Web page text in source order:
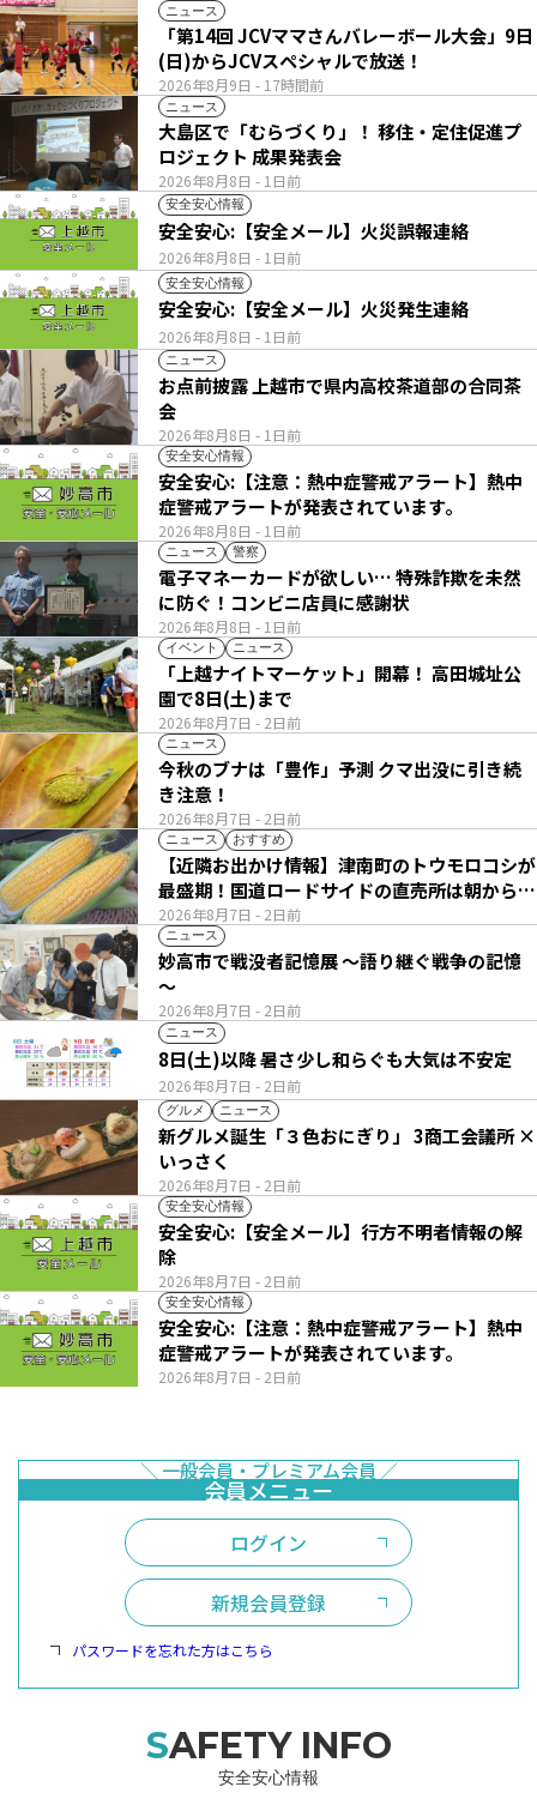
ニュース
2026年8月9日 - 17時間前
「第14回 JCVママさんバレーボール大会」9日
(日)からJCVスペシャルで放送！
ニュース
2026年8月8日 - 1日前
大島区で「むらづくり」！ 移住・定住促進プ
ロジェクト 成果発表会
安全安心情報
2026年8月8日 - 1日前
安全安心:【安全メール】火災誤報連絡
安全安心情報
2026年8月8日 - 1日前
安全安心:【安全メール】火災発生連絡
ニュース
2026年8月8日 - 1日前
お点前披露 上越市で県内高校茶道部の合同茶
会
安全安心情報
2026年8月8日 - 1日前
安全安心:【注意：熱中症警戒アラート】熱中
症警戒アラートが発表されています。
ニュース 警察
2026年8月8日 - 1日前
電子マネーカードが欲しい… 特殊詐欺を未然
に防ぐ！コンビニ店員に感謝状
イベント ニュース
2026年8月7日 - 2日前
「上越ナイトマーケット」開幕！ 高田城址公
園で8日(土)まで
ニュース
2026年8月7日 - 2日前
今秋のブナは「豊作」予測 クマ出没に引き続
き注意！
ニュース おすすめ
2026年8月7日 - 2日前
【近隣お出かけ情報】津南町のトウモロコシが
最盛期！国道ロードサイドの直売所は朝から長
い列
ニュース
2026年8月7日 - 2日前
妙高市で戦没者記憶展 ～語り継ぐ戦争の記憶
～
ニュース
2026年8月7日 - 2日前
8日(土)以降 暑さ少し和らぐも大気は不安定
グルメ ニュース
2026年8月7日 - 2日前
新グルメ誕生「３色おにぎり」 3商工会議所 ×
いっさく
安全安心情報
2026年8月7日 - 2日前
安全安心:【安全メール】行方不明者情報の解
除
安全安心情報
2026年8月7日 - 2日前
安全安心:【注意：熱中症警戒アラート】熱中
症警戒アラートが発表されています。
ログイン
新規会員登録
パスワードを忘れた方はこちら
SAFETY INFO
安全安心情報